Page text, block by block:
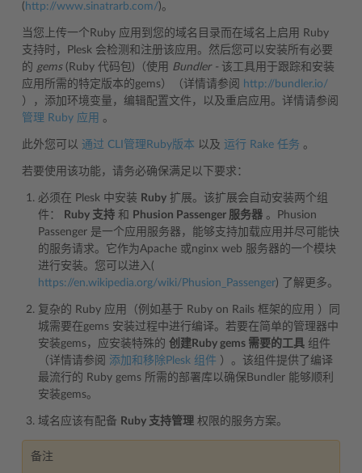
( http://www.sinatrarb.com/)。
当您上传一个Ruby 应用到您的域名目录而在域名上启用 Ruby
支持时，Plesk 会检测和注册该应用。然后您可以安装所有必要
的 gems(Ruby 代码包)（使用 Bundler - 该工具用于跟踪和安装
应用所需的特定版本的gems）（详情请参阅
http://bundler.io/
），添加环境变量，编辑配置文件，以及重启应用。详情请参阅
管理 Ruby 应用 。
此外您可以 通过 CLI管理Ruby版本 以及 运行 Rake 任务 。
若要使用该功能，请务必确保满足以下要求：
必须在 Plesk 中安装 Ruby 扩展。该扩展会自动安装两个组
件：
Ruby 支持 和 Phusion Passenger 服务器 。Phusion
Passenger 是一个应用服务器，能够支持加载应用并尽可能快
的服务请求。它作为Apache 或nginx web 服务器的一个模块
进行安装。您可以进入(
https://en.wikipedia.org/wiki/Phusion_Passenger) 了解更多。
复杂的 Ruby 应用（例如基于 Ruby on Rails 框架的应用 ）同
城需要在gems 安装过程中进行编译。若要在简单的管理器中
安装gems，应安装特殊的 创建Ruby gems 需要的工具 组件
（详情请参阅 添加和移除Plesk 组件 ）。该组件提供了编译
最流行的 Ruby gems 所需的部署库以确保Bundler 能够顺利
安装gems。
域名应该有配备 Ruby 支持管理 权限的服务方案。
备注